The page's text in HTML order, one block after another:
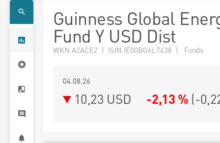
Guinness Global
Fund Y USD Dist
WKN A2ACE2 | ISIN IE00BG6L7638 | Fonds
04.08.26
10,23 USD -2,13 % (-